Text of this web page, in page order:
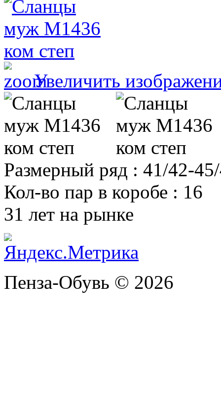
Увеличить
Размерный ряд : 41/42-
Кол-во пар в коробе : 16
31 лет на рынке
Пенза-Обувь © 2026